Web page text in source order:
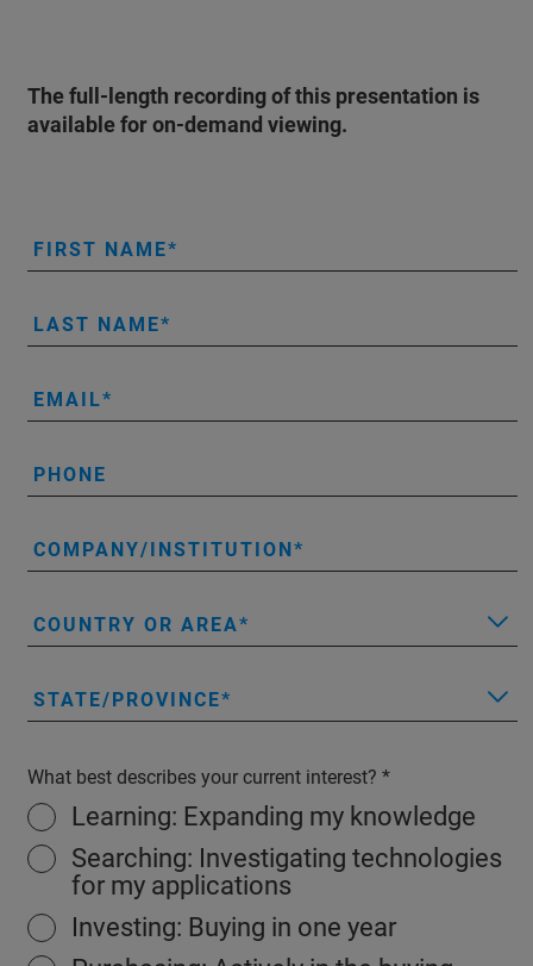
The full-length recording of this presentation is
available for on-demand viewing.
FIRST NAME
LAST NAME
EMAIL
PHONE
COMPANY/INSTITUTION
COUNTRY OR AREA
STATE/PROVINCE
What best describes your current interest?
Learning: Expanding my knowledge
Searching: Investigating technologies
for my applications
Investing: Buying in one year